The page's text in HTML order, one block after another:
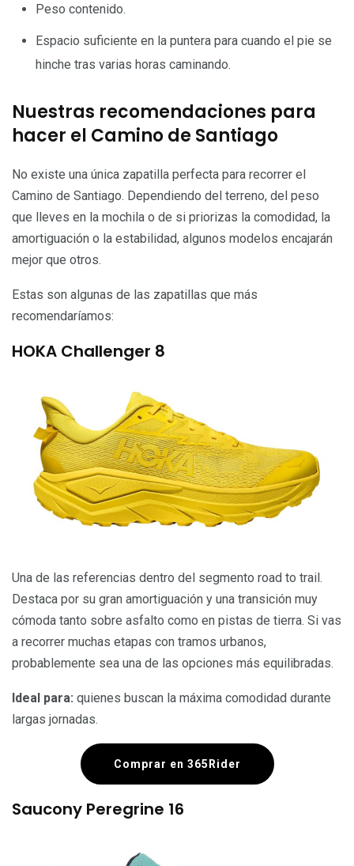
Peso contenido.
Espacio suficiente en la puntera para cuando el pie se
hinche tras varias horas caminando.
Nuestras recomendaciones para
hacer el Camino de Santiago
No existe una única zapatilla perfecta para recorrer el
Camino de Santiago. Dependiendo del terreno, del peso
que lleves en la mochila o de si priorizas la comodidad, la
amortiguación o la estabilidad, algunos modelos encajarán
mejor que otros.
Estas son algunas de las zapatillas que más
recomendaríamos:
HOKA Challenger 8
Una de las referencias dentro del segmento road to trail.
Destaca por su gran amortiguación y una transición muy
cómoda tanto sobre asfalto como en pistas de tierra. Si vas
a recorrer muchas etapas con tramos urbanos,
probablemente sea una de las opciones más equilibradas.
Ideal para: quienes buscan la máxima comodidad durante
largas jornadas.
Comprar en 365Rider
Saucony Peregrine 16